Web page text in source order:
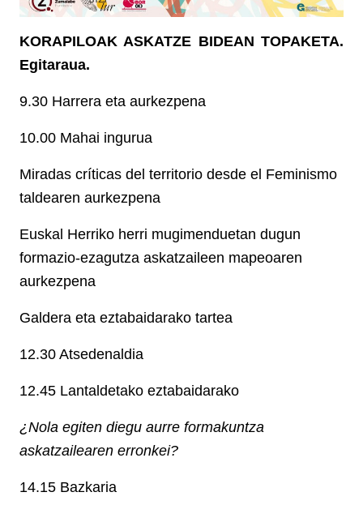
KORAPILOAK ASKATZE BIDEAN TOPAKETA.
Egitaraua.
9.30 Harrera eta aurkezpena
10.00 Mahai ingurua
Miradas críticas del territorio desde el Feminismo
taldearen aurkezpena
Euskal Herriko herri mugimenduetan dugun
formazio-ezagutza askatzaileen mapeoaren
aurkezpena
Galdera eta eztabaidarako tartea
12.30 Atsedenaldia
12.45 Lantaldetako eztabaidarako
¿Nola egiten diegu aurre formakuntza
askatzailearen erronkei?
14.15 Bazkaria